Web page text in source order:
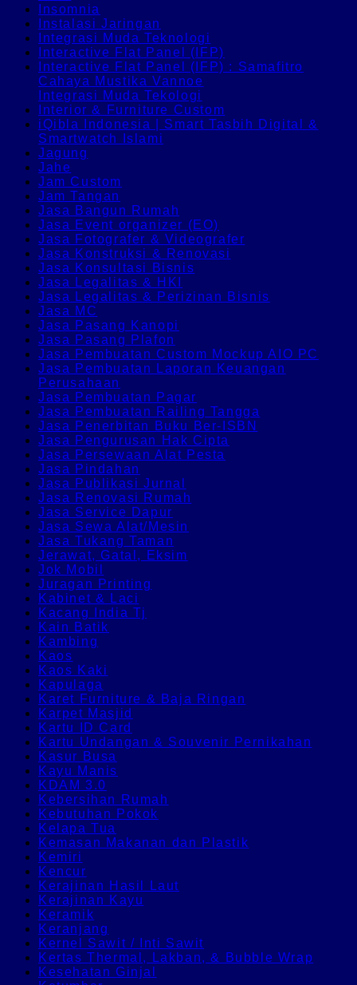
Insomnia
Instalasi Jaringan
Integrasi Muda Teknologi
Interactive Flat Panel (IFP)
Interactive Flat Panel (IFP) : Samafitro
Cahaya Mustika Vannoe
Integrasi Muda Tekologi
Interior & Furniture Custom
iQibla Indonesia | Smart Tasbih Digital &
Smartwatch Islami
Jagung
Jahe
Jam Custom
Jam Tangan
Jasa Bangun Rumah
Jasa Event organizer (EO)
Jasa Fotografer & Videografer
Jasa Konstruksi & Renovasi
Jasa Konsultasi Bisnis
Jasa Legalitas & HKI
Jasa Legalitas & Perizinan Bisnis
Jasa MC
Jasa Pasang Kanopi
Jasa Pasang Plafon
Jasa Pembuatan Custom Mockup AIO PC
Jasa Pembuatan Laporan Keuangan
Perusahaan
Jasa Pembuatan Pagar
Jasa Pembuatan Railing Tangga
Jasa Penerbitan Buku Ber-ISBN
Jasa Pengurusan Hak Cipta
Jasa Persewaan Alat Pesta
Jasa Pindahan
Jasa Publikasi Jurnal
Jasa Renovasi Rumah
Jasa Service Dapur
Jasa Sewa Alat/Mesin
Jasa Tukang Taman
Jerawat, Gatal, Eksim
Jok Mobil
Juragan Printing
Kabinet & Laci
Kacang India Tj
Kain Batik
Kambing
Kaos
Kaos Kaki
Kapulaga
Karet Furniture & Baja Ringan
Karpet Masjid
Kartu ID Card
Kartu Undangan & Souvenir Pernikahan
Kasur Busa
Kayu Manis
KDAM 3.0
Kebersihan Rumah
Kebutuhan Pokok
Kelapa Tua
Kemasan Makanan dan Plastik
Kemiri
Kencur
Kerajinan Hasil Laut
Kerajinan Kayu
Keramik
Keranjang
Kernel Sawit / Inti Sawit
Kertas Thermal, Lakban, & Bubble Wrap
Kesehatan Ginjal